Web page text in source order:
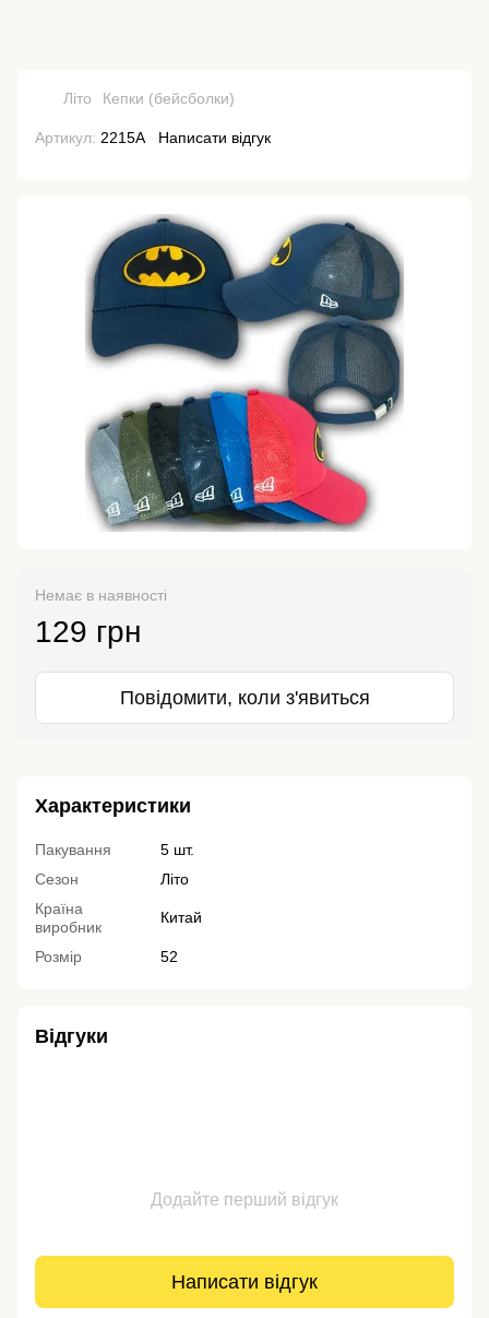
Літо Кепки (бейсболки)
Артикул: 2215А Написати відгук
Немає в наявності
129 грн
Повідомити, коли з'явиться
Характеристики
Пакування
5 шт.
Сезон
Літо
Країна
виробник
Китай
Розмір 52
Відгуки
Додайте перший відгук
Написати відгук